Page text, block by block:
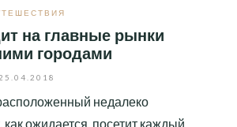
на главные рынки
городами
недалеко
как ожидается, посетит каждый